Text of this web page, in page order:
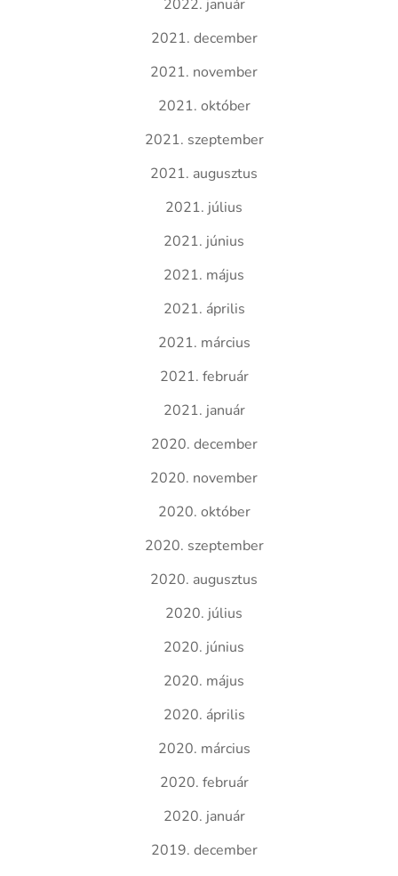
2022. január
2021. december
2021. november
2021. október
2021. szeptember
2021. augusztus
2021. július
2021. június
2021. május
2021. április
2021. március
2021. február
2021. január
2020. december
2020. november
2020. október
2020. szeptember
2020. augusztus
2020. július
2020. június
2020. május
2020. április
2020. március
2020. február
2020. január
2019. december